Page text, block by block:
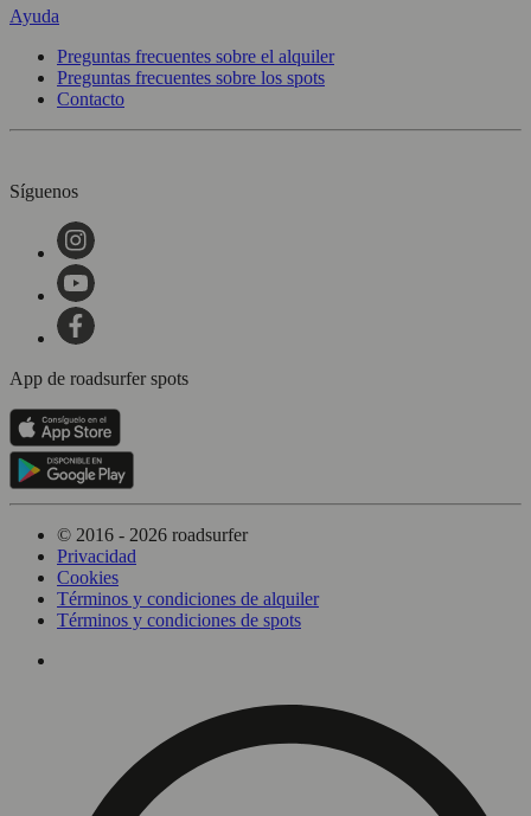
Ayuda
Preguntas frecuentes sobre el alquiler
Preguntas frecuentes sobre los spots
Contacto
Síguenos
App de roadsurfer spots
© 2016 - 2026 roadsurfer
Privacidad
Cookies
Términos y condiciones de alquiler
Términos y condiciones de spots